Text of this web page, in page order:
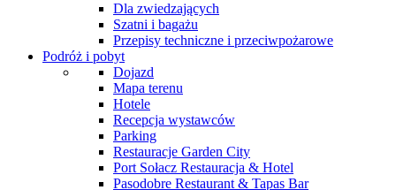
Dla zwiedzających
Szatni i bagażu
Przepisy techniczne i przeciwpożarowe
Podróż i pobyt
Dojazd
Mapa terenu
Hotele
Recepcja wystawców
Parking
Restauracje Garden City
Port Sołacz Restauracja & Hotel
Pasodobre Restaurant & Tapas Bar